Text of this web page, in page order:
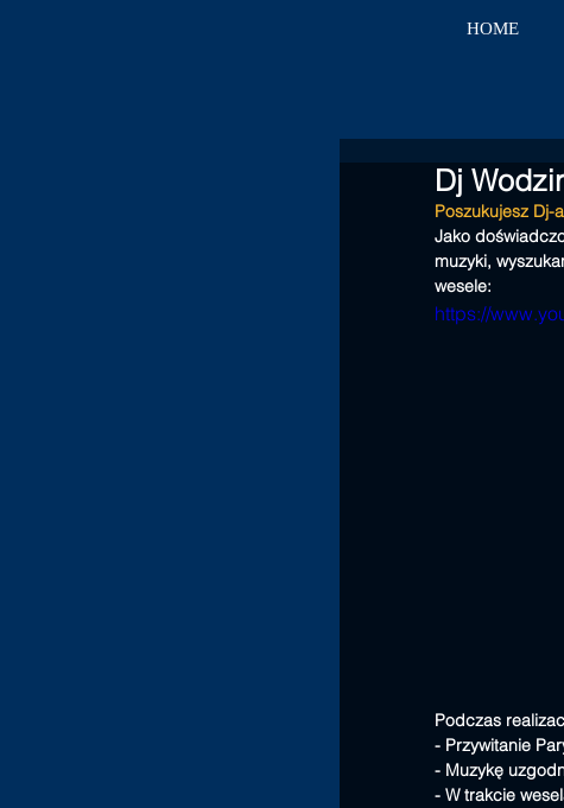
HOME
Dj
Poszukujesz Dj-
Jako
muzyki,
wesele:
https://
Podczas
- Przywitanie
- Muzykę
- W trakcie